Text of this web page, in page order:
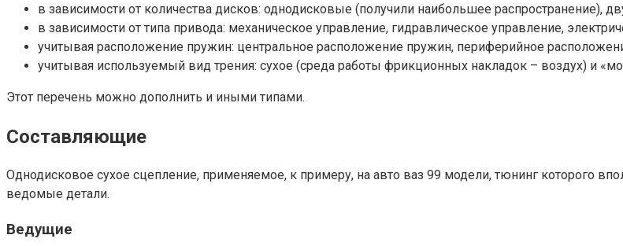
в зависимости от количества дисков: однодисковые (получили наибольшее распространение),
в зависимости от типа привода: механическое управление, гидравлическое управление,
учитывая расположение пружин: центральное расположение пружин, периферийное
учитывая используемый вид трения: сухое (среда работы фрикционных накладок – воздух) и
Этот перечень можно дополнить и иными типами.
Составляющие
Однодисковое сухое сцепление, применяемое, к примеру, на авто ваз 99 модели, тюнинг которого
ведомые детали.
Ведущие